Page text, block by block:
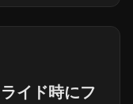
イド時にフ